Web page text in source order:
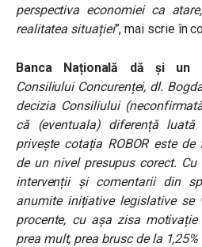
perspectiva economiei ca
realitatea situației”, mai scrie în
Banca Națională dă și un
Consiliului Concurenței, dl.
decizia Consiliului
că (eventuala) diferență
privește cotația ROBOR este
de un nivel presupus corect.
intervenții și comentarii din
anumite inițiative legislative se
procente, cu așa zisa
prea mult, prea brusc de la